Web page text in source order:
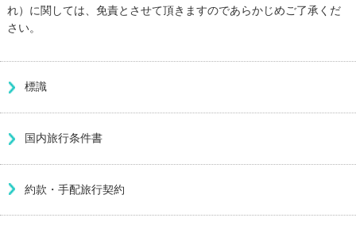
れ）に関しては、免責とさせて頂きますのであらかじめご了承くだ
さい。
標識
国内旅行条件書
約款・手配旅行契約